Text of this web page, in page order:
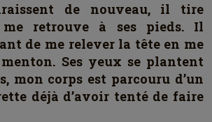
de nouveau, il tire
retrouve à ses pieds. Il
de me relever la tête en me
Ses yeux se plantent
mon corps est parcouru d’un
déjà d’avoir tenté de faire